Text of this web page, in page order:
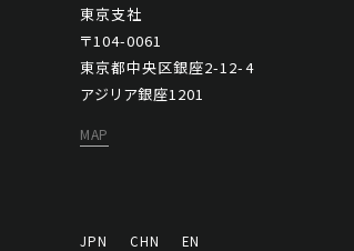
東京支社
〒104-0061
東京都中央区銀座2-12-4
アジリア銀座1201
MAP
JPN CHN EN